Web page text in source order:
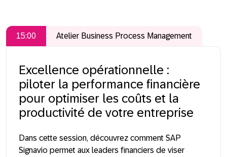
15:00 Atelier Business Process Management
Excellence opérationnelle :
piloter la performance financière
pour optimiser les coûts et la
productivité de votre entreprise
Dans cette session, découvrez comment SAP
Signavio permet aux leaders financiers de viser